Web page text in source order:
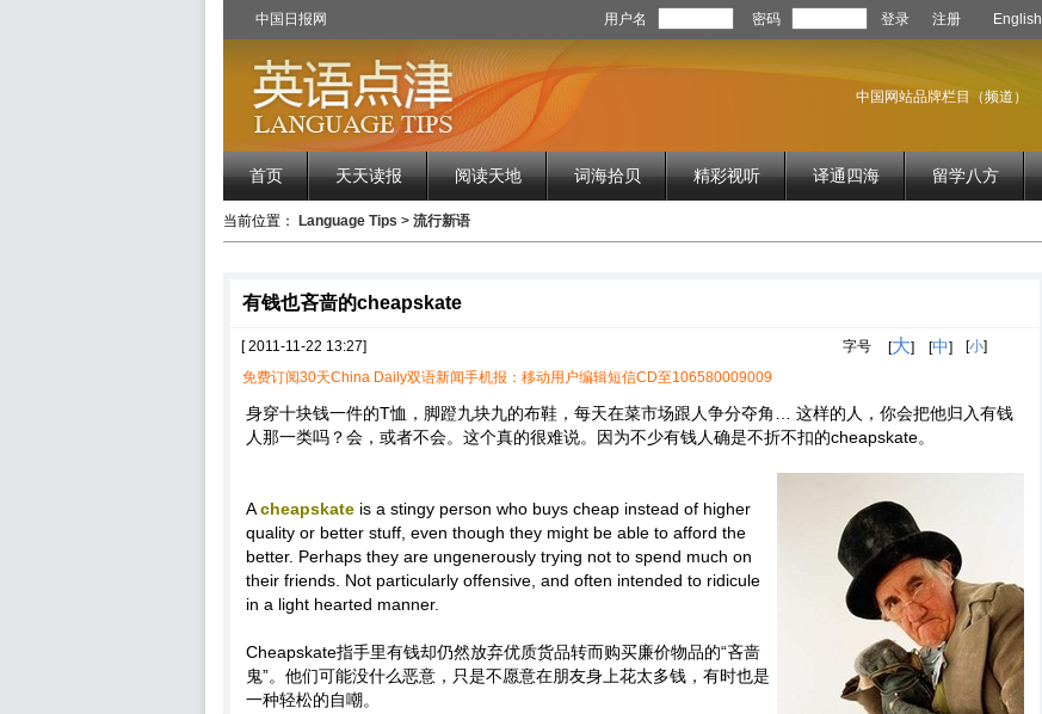
中国日报网 用户名 密码 登录 注册 English
中国网站品牌栏目（频道）
首页 天天读报 阅读天地 词海拾贝 精彩视听 译通四海 留学八方
当前位置： Language Tips > 流行新语
有钱也吝啬的cheapskate
[ 2011-11-22 13:27] 字号 [大] [中] [小]
免费订阅30天China Daily双语新闻手机报：移动用户编辑短信CD至106580009009
身穿十块钱一件的T恤，脚蹬九块九的布鞋，每天在菜市场跟人争分夺角… 这样的人，你会把他归入有钱
人那一类吗？会，或者不会。这个真的很难说。因为不少有钱人确是不折不扣的cheapskate。
Acheapskate is a stingy person who buys cheap instead of higher
quality or better stuff, even though they might be able to afford the
better. Perhaps they are ungenerously trying not to spend much on
their friends. Not particularly offensive, and often intended to ridicule
in a light hearted manner.
Cheapskate指手里有钱却仍然放弃优质货品转而购买廉价物品的“吝啬
鬼”。他们可能没什么恶意，只是不愿意在朋友身上花太多钱，有时也是
一种轻松的自嘲。